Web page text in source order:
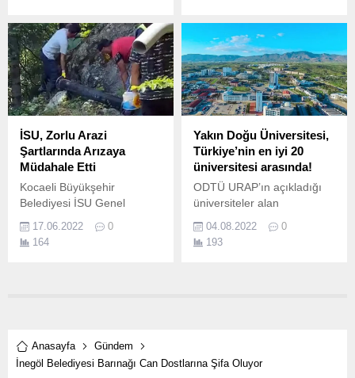
sağlamak için çalışmalarını
hayvanlardan atılması, et
Mustafakemalpaşa
Belediyesi Destek Hizmetleri
Müdürlüğü personellerinin,
kendi atölyelerinde ürettiği,
koyun yıkama makinesi bu
yılda hizmette.
İSU, Zorlu Arazi
Şartlarında Arızaya
Müdahale Etti
Kocaeli Büyükşehir
Belediyesi İSU Genel
Başiskele ilçesi Yuvacık
Barajı sırtlarında yer alan
malzemeleri sırtlarında
taşıyarak müdahale etti.
17.06.2022
0
164
Yakın Doğu Üniversitesi,
Türkiye’nin en iyi 20
üniversitesi arasında!
ODTÜ URAP’ın açıkladığı
üniversiteler alan
Üniversitesi, açık ara
KKTC’nin en iyi üniversitesi
04.08.2022
0
193
Anasayfa
Gündem
İnegöl Belediyesi Barınağı Can Dostlarına Şifa Oluyor